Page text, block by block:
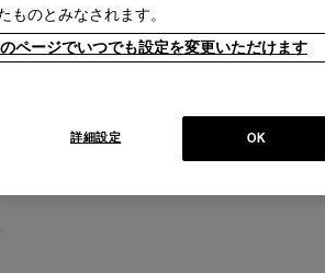
ものとみなされます。
ページでいつでも設定を変更いただけます
OK
詳細設定